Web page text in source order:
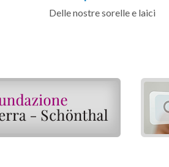
Delle nostre sorelle e laici